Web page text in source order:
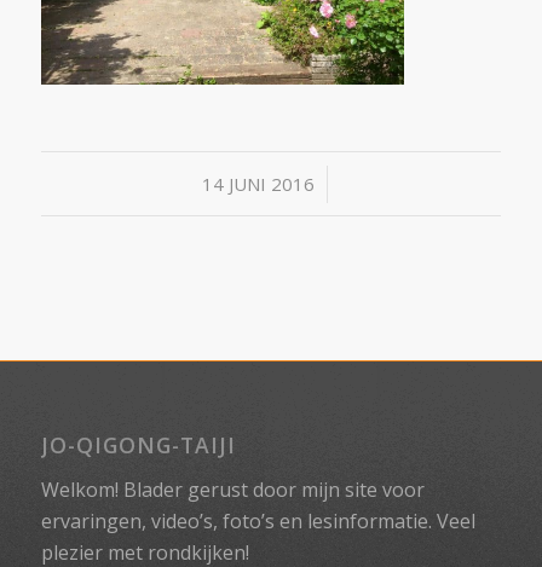
14 JUNI 2016
/
JO-QIGONG-TAIJI
Welkom! Blader gerust door mijn site voor
ervaringen, video’s, foto’s en lesinformatie. Veel
plezier met rondkijken!